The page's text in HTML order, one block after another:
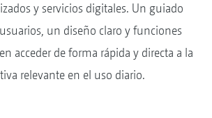
y servicios digitales. Un guiado
un diseño claro y funciones
acceder de forma rápida y directa a la
relevante en el uso diario.